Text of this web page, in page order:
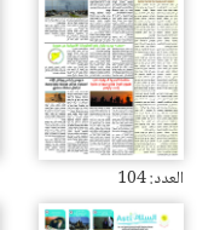
العدد: 104